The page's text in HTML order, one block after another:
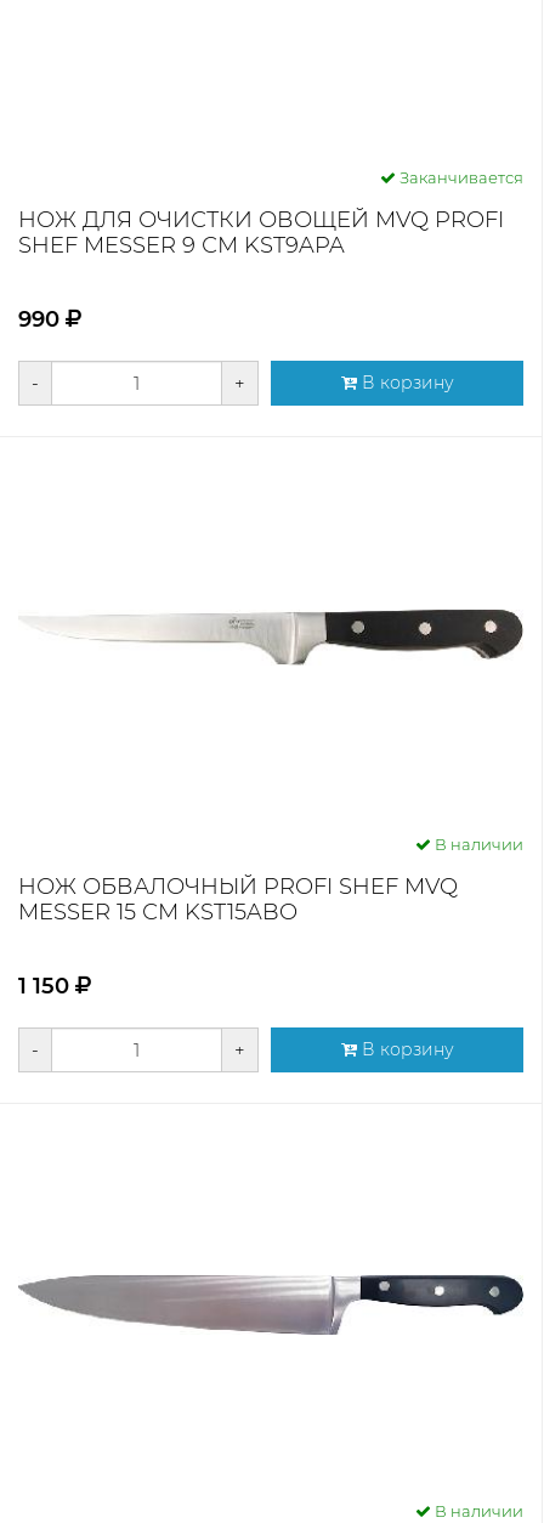
Заканчивается
НОЖ ДЛЯ ОЧИСТКИ ОВОЩЕЙ MVQ PROFI
SHEF MESSER 9 СМ KST9APA
990
- + В корзину
В наличии
НОЖ ОБВАЛОЧНЫЙ PROFI SHEF MVQ
MESSER 15 СМ KST15ABO
1 150
- + В корзину
В наличии